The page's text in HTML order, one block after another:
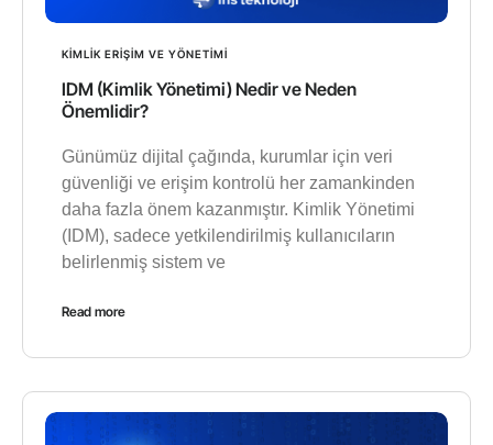
KIMLIK ERIŞIM VE YÖNETIMI
IDM (Kimlik Yönetimi) Nedir ve Neden
Önemlidir?
Günümüz dijital çağında, kurumlar için veri
güvenliği ve erişim kontrolü her zamankinden
daha fazla önem kazanmıştır. Kimlik Yönetimi
(IDM), sadece yetkilendirilmiş kullanıcıların
belirlenmiş sistem ve
Read more